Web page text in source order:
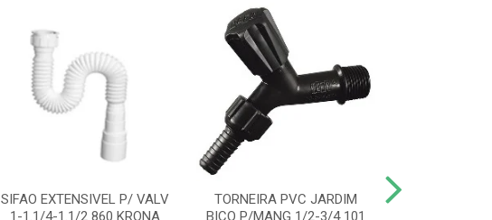
SIFAO EXTENSIVEL P/ VALV
1-1.1/4-1.1/2 860 KRONA
TORNEIRA PVC JARDIM
BICO P/MANG 1/2-3/4 101